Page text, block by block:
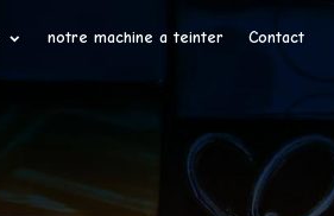
notre machine a teinter Contact